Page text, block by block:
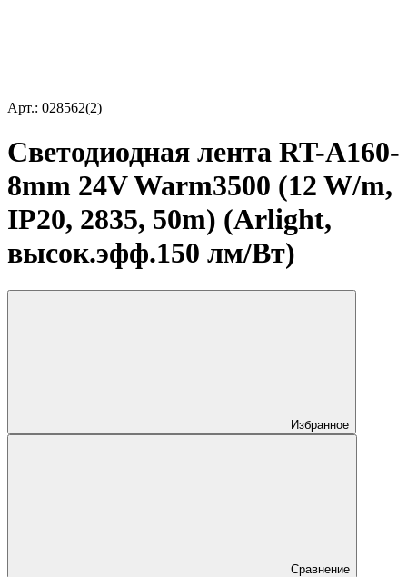
Арт.: 028562(2)
Светодиодная лента RT-A160-
8mm 24V Warm3500 (12 W/m,
IP20, 2835, 50m) (Arlight,
высок.эфф.150 лм/Вт)
Избранное
Сравнение